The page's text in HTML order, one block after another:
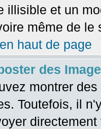
illisible et un
même de le
haut de page
des
montrer
Toutefois, il